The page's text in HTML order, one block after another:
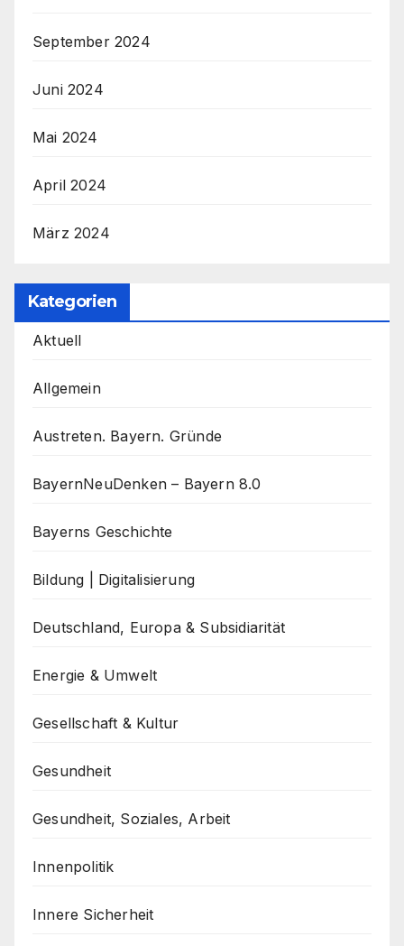
September 2024
Juni 2024
Mai 2024
April 2024
März 2024
Kategorien
Aktuell
Allgemein
Austreten. Bayern. Gründe
BayernNeuDenken – Bayern 8.0
Bayerns Geschichte
Bildung | Digitalisierung
Deutschland, Europa & Subsidiarität
Energie & Umwelt
Gesellschaft & Kultur
Gesundheit
Gesundheit, Soziales, Arbeit
Innenpolitik
Innere Sicherheit